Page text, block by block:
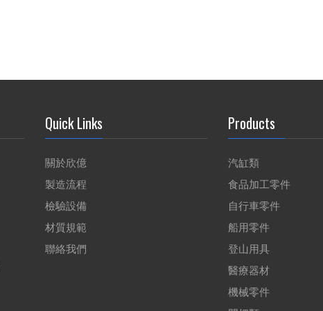
Quick Links
關於欣億
製造流程
檢驗設備
材質規範
聯絡我們
Products
汽缸類
食品加工零件
自行車零件
船用零件
登山用具
醫療器材
機械零件